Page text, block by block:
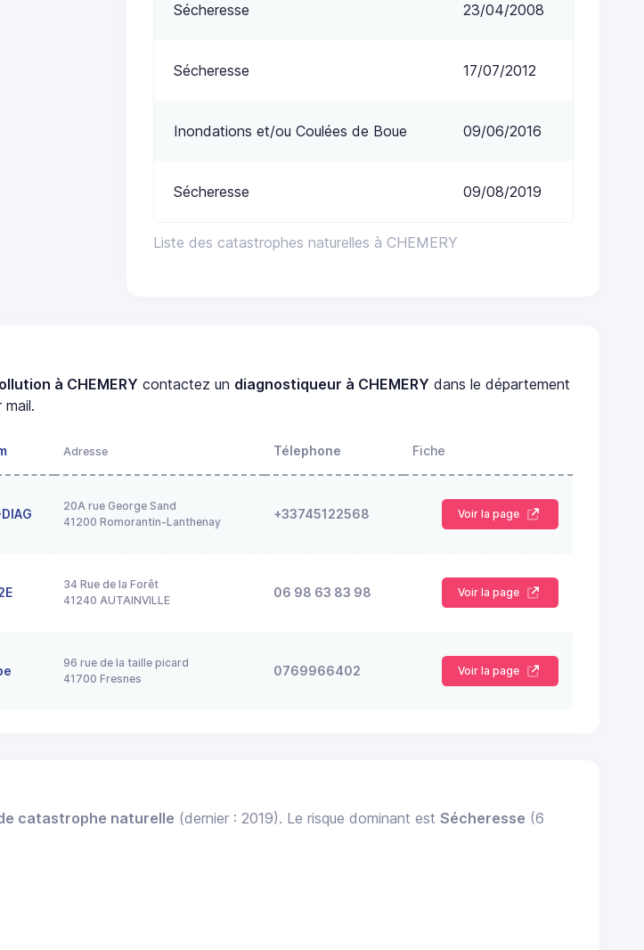
Liste des catastrophes naturelles à CHEMERY
Sécheresse 23/04/2008
Sécheresse 17/07/2012
Inondations et/ou Coulées de Boue 09/06/2016
Sécheresse 09/08/2019
à CHEMERY contactez un diagnostiqueur à CHEMERY dans le département
Adresse Télephone Fiche
20A rue George Sand
41200 Romorantin-Lanthenay
+33745122568 Voir la page
34 Rue de la Forêt
41240 AUTAINVILLE
06 98 63 83 98 Voir la page
96 rue de la taille picard
41700 Fresnes
0769966402 Voir la page
catastrophe naturelle (dernier : 2019). Le risque dominant estSécheresse (6